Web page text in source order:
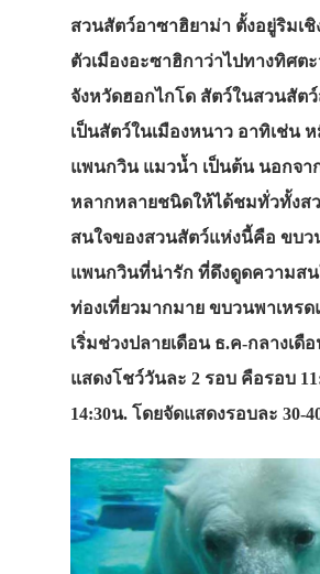
สวนสัตว์อาซาฮิยาม่า ตั้งอยู่ริมเชิ
ตัวเมืองอะซาฮิกาว่าไปทางทิศต
จังหวัดฮอกไกโด สัตว์ในสวนสัต
เป็นสัตว์ในเมืองหนาว อาทิเช่น
แพนกวิน แมวน้ำ เป็นต้น นอกจา
หลากหลายชนิดให้ได้ชมทั่วทั้งส
สนใจของสวนสัตว์แห่งนี้คือ ขบว
แพนกวินที่น่ารัก ที่ดึงดูดความส
ท่องเที่ยวมากมาย ขบวนพาเหร
เริ่มช่วงปลายเดือน ธ.ค-กลางเดื
แสดงโชว์วันละ 2 รอบ คือรอบ
14:30น. โดยจัดแสดงรอบละ 30-